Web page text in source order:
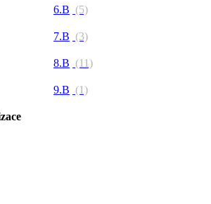
6.B (5)
7.B (3)
8.B (11)
9.B (1)